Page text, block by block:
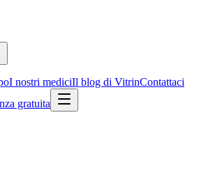
I nostri mediciIl blog di VitrinContattaci
gratuita